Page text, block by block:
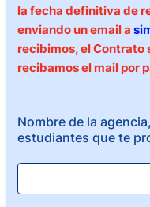
la fecha definitiva de
enviando un email a
recibimos, el Contrato
recibamos el mail por
Nombre de la
estudiantes que te